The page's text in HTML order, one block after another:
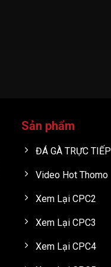
Sản phẩm
ĐÁ GÀ TRỰC TIẾP
Video Hot Thomo
Xem Lại CPC2
Xem Lại CPC3
Xem Lại CPC4